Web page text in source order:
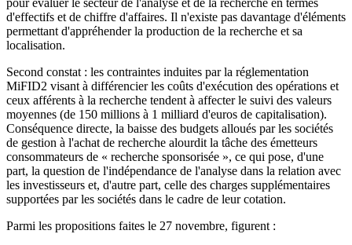
pour évaluer le secteur de l'analyse et de la recherche en termes
d'effectifs et de chiffre d'affaires. Il n'existe pas davantage d'éléments
permettant d'appréhender la production de la recherche et sa
localisation.
Second constat : les contraintes induites par la réglementation
MiFID2 visant à différencier les coûts d'exécution des opérations et
ceux afférents à la recherche tendent à affecter le suivi des valeurs
moyennes (de 150 millions à 1 milliard d'euros de capitalisation).
Conséquence directe, la baisse des budgets alloués par les sociétés
de gestion à l'achat de recherche alourdit la tâche des émetteurs
consommateurs de « recherche sponsorisée », ce qui pose, d'une
part, la question de l'indépendance de l'analyse dans la relation avec
les investisseurs et, d'autre part, celle des charges supplémentaires
supportées par les sociétés dans le cadre de leur cotation.
Parmi les propositions faites le 27 novembre, figurent :